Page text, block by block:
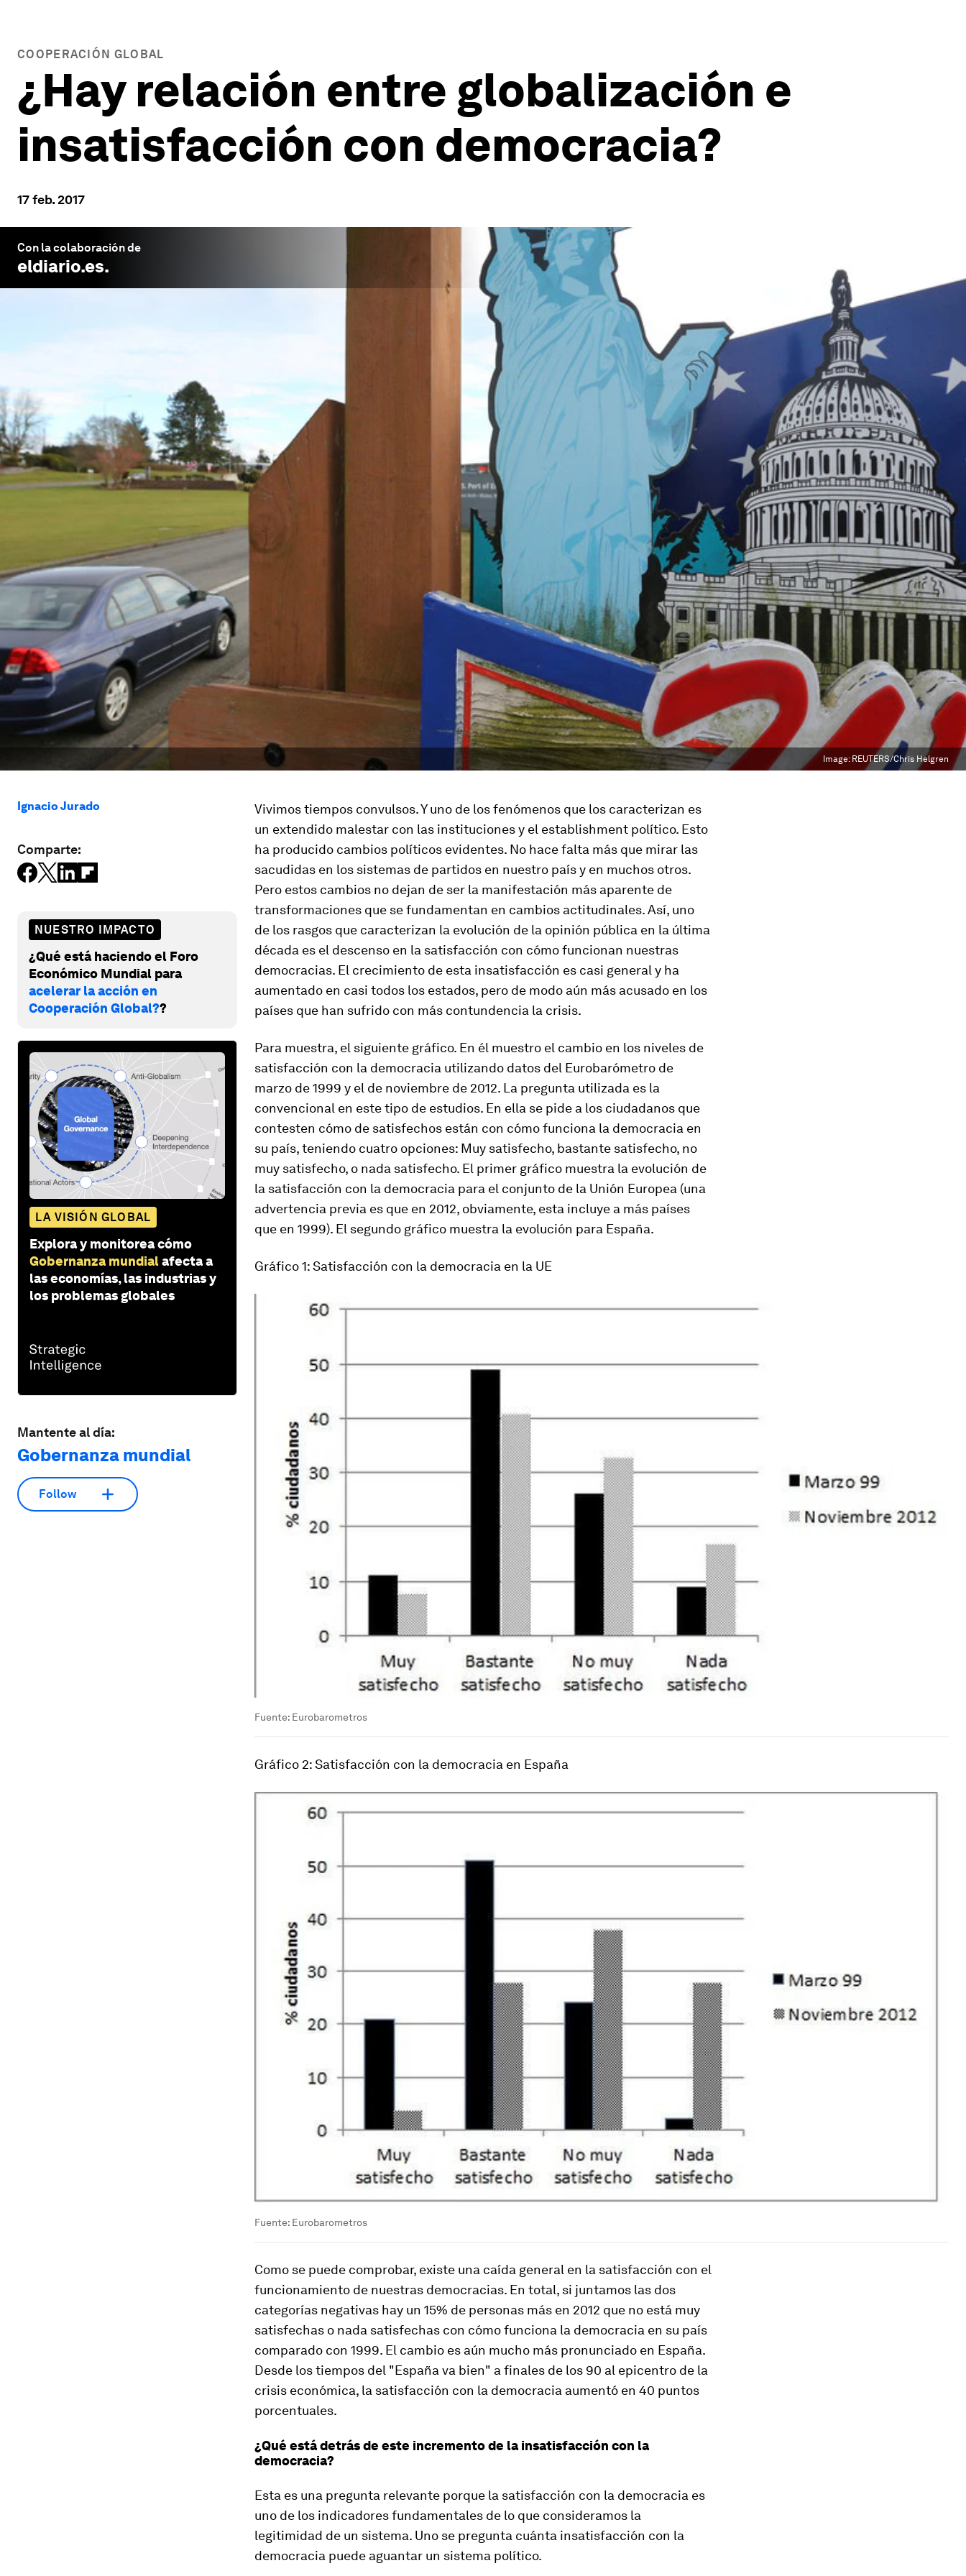
COOPERACIÓN GLOBAL
¿Hay relación entre globalización e
insatisfacción con democracia?
17 feb. 2017
Con la colaboración de
eldiario.es.
Image: REUTERS/Chris Helgren
Ignacio Jurado
Comparte:
NUESTRO IMPACTO
¿Qué está haciendo el Foro
Económico Mundial para
acelerar la acción en
Cooperación Global??
LA VISIÓN GLOBAL
Explora y monitorea cómo
Gobernanza mundialafecta a
las economías, las industrias y
los problemas globales
Mantente al día:
Gobernanza mundial
Follow
Vivimos tiempos convulsos. Y uno de los fenómenos que los caracterizan es
un extendido malestar con las instituciones y el establishment político. Esto
ha producido cambios políticos evidentes. No hace falta más que mirar las
sacudidas en los sistemas de partidos en nuestro país y en muchos otros.
Pero estos cambios no dejan de ser la manifestación más aparente de
transformaciones que se fundamentan en cambios actitudinales. Así, uno
de los rasgos que caracterizan la evolución de la opinión pública en la última
década es el descenso en la satisfacción con cómo funcionan nuestras
democracias. El crecimiento de esta insatisfacción es casi general y ha
aumentado en casi todos los estados, pero de modo aún más acusado en los
países que han sufrido con más contundencia la crisis.
Para muestra, el siguiente gráfico. En él muestro el cambio en los niveles de
satisfacción con la democracia utilizando datos del Eurobarómetro de
marzo de 1999 y el de noviembre de 2012. La pregunta utilizada es la
convencional en este tipo de estudios. En ella se pide a los ciudadanos que
contesten cómo de satisfechos están con cómo funciona la democracia en
su país, teniendo cuatro opciones: Muy satisfecho, bastante satisfecho, no
muy satisfecho, o nada satisfecho. El primer gráfico muestra la evolución de
la satisfacción con la democracia para el conjunto de la Unión Europea (una
advertencia previa es que en 2012, obviamente, esta incluye a más países
que en 1999). El segundo gráfico muestra la evolución para España.
Gráfico 1: Satisfacción con la democracia en la UE
Fuente: Eurobarometros
Gráfico 2: Satisfacción con la democracia en España
Fuente: Eurobarometros
Como se puede comprobar, existe una caída general en la satisfacción con el
funcionamiento de nuestras democracias. En total, si juntamos las dos
categorías negativas hay un 15% de personas más en 2012 que no está muy
satisfechas o nada satisfechas con cómo funciona la democracia en su país
comparado con 1999. El cambio es aún mucho más pronunciado en España.
Desde los tiempos del "España va bien" a finales de los 90 al epicentro de la
crisis económica, la satisfacción con la democracia aumentó en 40 puntos
porcentuales.
¿Qué está detrás de este incremento de la insatisfacción con la
democracia?
Esta es una pregunta relevante porque la satisfacción con la democracia es
uno de los indicadores fundamentales de lo que consideramos la
legitimidad de un sistema. Uno se pregunta cuánta insatisfacción con la
democracia puede aguantar un sistema político.